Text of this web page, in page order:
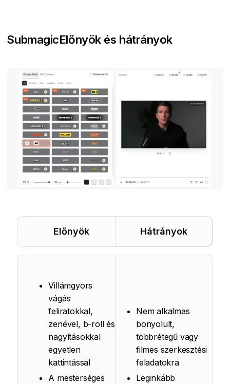
SubmagicElőnyök és hátrányok
Előnyök Hátrányok
Villámgyors
vágás
feliratokkal,
zenével, b-roll és
nagyításokkal
egyetlen
kattintással
A mesterséges
Nem alkalmas
bonyolult,
többrétegű vagy
filmes szerkesztési
feladatokra
Leginkább